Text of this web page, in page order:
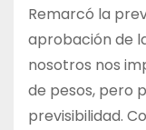
Remarcó la
aprobación de
nosotros nos
de pesos, pero
previsibilidad.